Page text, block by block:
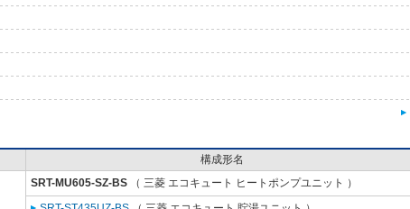
構成形名
SRT-MU605-SZ-BS （ 三菱 エコキュート ヒートポンプユニット ）